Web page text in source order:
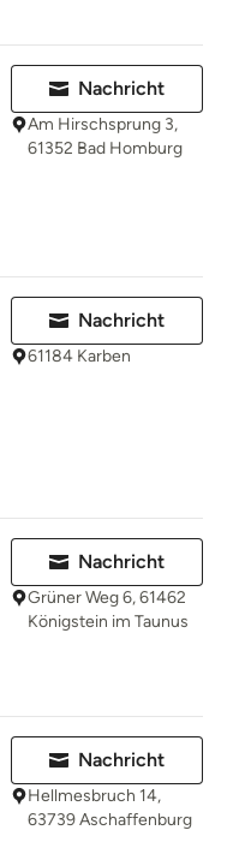
Nachricht
Am Hirschsprung 3,
61352 Bad Homburg
Nachricht
61184 Karben
Nachricht
Grüner Weg 6, 61462
Königstein im Taunus
Nachricht
Hellmesbruch 14,
63739 Aschaffenburg